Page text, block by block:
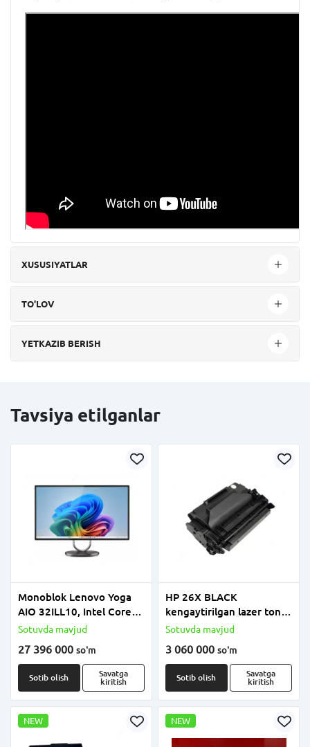
XUSUSIYATLAR
TO'LOV
YETKAZIB BERISH
Tavsiya etilganlar
Monoblok Lenovo Yoga
AIO 32ILL10, Intel Core
Ultra 7 258V, 32GB
integratsiyalashgan
grafika, 31.5" UHD IPS,
Windows 11 Home, Storm
Sotuvda mavjud
27 396 000 so'm
Sotib olish
Savatga
kiritish
HP 26X BLACK
kengaytirilgan lazer toner
kartriji
Sotuvda mavjud
3 060 000 so'm
Sotib olish
Savatga
kiritish
NEW NEW